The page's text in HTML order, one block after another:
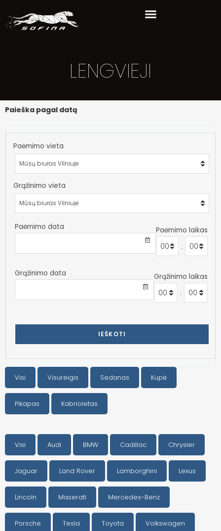
LENGVIEJI
Paieška pagal datą
Paėmimo vieta
Grąžinimo vieta
Paėmimo data Paėmimo laikas
:
Grąžinimo data Grąžinimo laikas
:
IEŠKOTI
Visi Visureigis Sedanas Kupė
Pikapas Kabrioletas
Visi Audi BMW Cadillac Chrysler
Jaguar Land Rover Lamborghini Lexus
Lincoln Maserati Mercedes-Benz
Porsche Tesla Toyota Volkswagen